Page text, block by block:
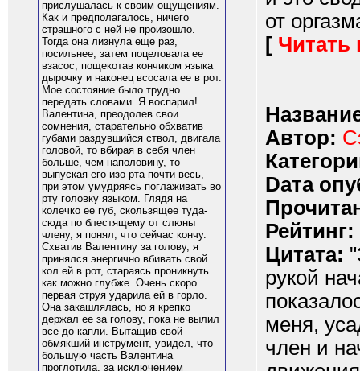
прислушалась к своим ощущениям.
Как и предполагалось, ничего
страшного с ней не произошло.
Тогда она лизнула еще раз,
посильнее, затем поцеловала ее
взасос, пощекотав кончиком языка
дырочку и наконец всосала ее в рот.
Мое состояние было трудно
передать словами. Я воспарил!
Валентина, преодолев свои
сомнения, старательно обхватив
губами раздувшийся ствол, двигала
головой, то вбирая в себя член
больше, чем наполовину, то
выпуская его изо рта почти весь,
при этом умудряясь поглаживать во
рту головку языком. Глядя на
колечко ее губ, скользящее туда-
сюда по блестящему от слюны
члену, я понял, что сейчас кончу.
Схватив Валентину за голову, я
принялся энергично вбивать свой
кол ей в рот, стараясь проникнуть
как можно глубже. Очень скоро
первая струя ударила ей в горло.
Она закашлялась, но я крепко
держал ее за голову, пока не вылил
все до капли. Вытащив свой
обмякший инструмент, увидел, что
большую часть Валентина
проглотила, за исключением
от
[ Читать
Автор:
Dата
Рейтинг:
Цитата:
рукой
меня,
член и